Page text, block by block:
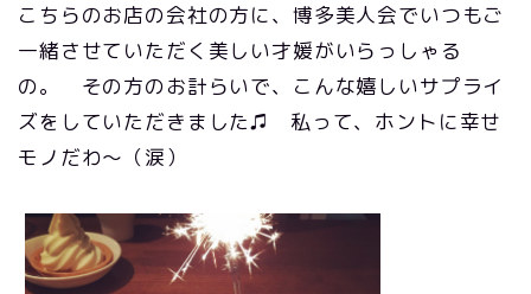
こちらのお店の会社の方に、博多美人会でいつもご
一緒させていただく美しい才媛がいらっしゃる
の。 その方のお計らいで、こんな嬉しいサプライ
ズをしていただきました♫ 私って、ホントに幸せ
モノだわ～（涙）